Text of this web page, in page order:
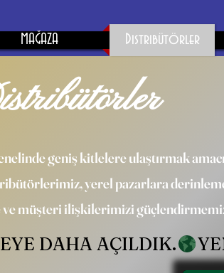
MAĞAZA Distribütörler
geniş kitlelere ulaştırmak
yerel pazarlara
müşteri ilişkilerimizi
DAHA AÇILDIK.